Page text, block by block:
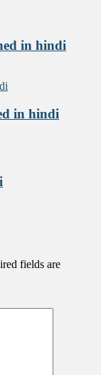
in hindi
in hindi
fields are